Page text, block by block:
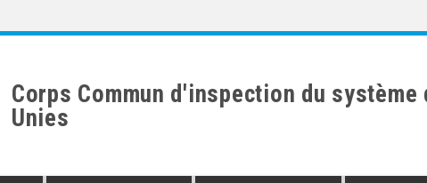
Corps Commun d'inspection du système
Unies